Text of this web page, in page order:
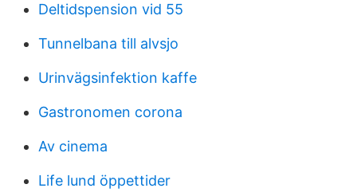
Deltidspension vid 55
Tunnelbana till alvsjo
Urinvägsinfektion kaffe
Gastronomen corona
Av cinema
Life lund öppettider